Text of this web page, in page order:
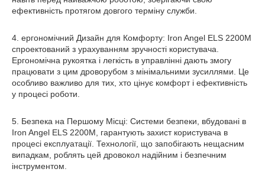
ефективність протягом довгого терміну служби.
4. ергономічний Дизайн для Комфорту: Iron Angel ELS 2200M
спроектований з урахуванням зручності користувача.
Ергономічна рукоятка і легкість в управлінні дають змогу
працювати з цим дроворубом з мінімальними зусиллями. Це
особливо важливо для тих, хто цінує комфорт і ефективність
у процесі роботи.
5. Безпека на Першому Місці: Системи безпеки, вбудовані в
Iron Angel ELS 2200M, гарантують захист користувача в
процесі експлуатації. Технології, що запобігають нещасним
випадкам, роблять цей дровокол надійним і безпечним
інструментом.